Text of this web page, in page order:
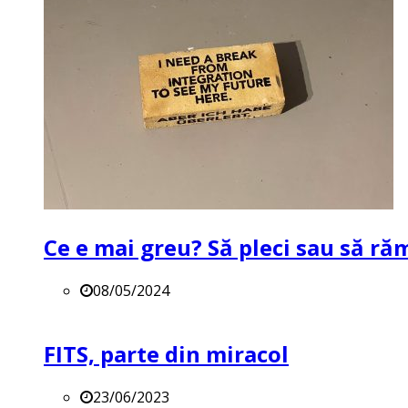
Ce e mai greu? Să pleci sau să
08/05/2024
FITS, parte din miracol
23/06/2023